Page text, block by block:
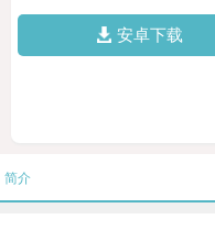
安卓下载
简介